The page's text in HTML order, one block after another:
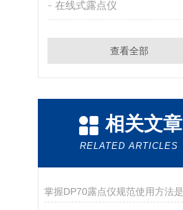
在线式露点仪
查看全部
相关文章
RELATED ARTICLES